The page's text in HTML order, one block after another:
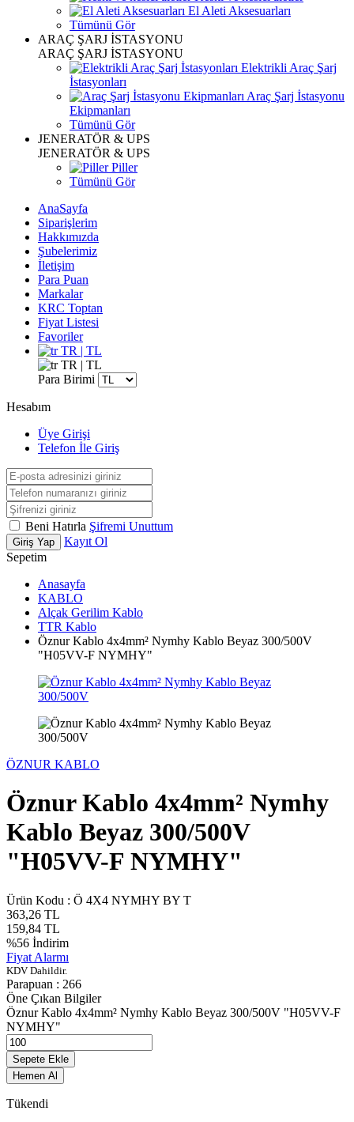
El Aleti Aksesuarları
Tümünü Gör
ARAÇ ŞARJ İSTASYONU
ARAÇ ŞARJ İSTASYONU
Elektrikli Araç Şarj
İstasyonları
Araç Şarj İstasyonu
Ekipmanları
Tümünü Gör
JENERATÖR & UPS
JENERATÖR & UPS
Piller
Tümünü Gör
AnaSayfa
Siparişlerim
Hakkımızda
Şubelerimiz
İletişim
Para Puan
Markalar
KRC Toptan
Fiyat Listesi
Favoriler
TR | TL
TR | TL
Para Birimi
Hesabım
Üye Girişi
Telefon İle Giriş
Beni Hatırla Şifremi Unuttum
Giriş Yap
Kayıt Ol
Sepetim
Anasayfa
KABLO
Alçak Gerilim Kablo
TTR Kablo
Öznur Kablo 4x4mm² Nymhy Kablo Beyaz 300/500V
"H05VV-F NYMHY"
ÖZNUR KABLO
Öznur Kablo 4x4mm² Nymhy
Kablo Beyaz 300/500V
"H05VV-F NYMHY"
Ürün Kodu : Ö 4X4 NYMHY BY T
363,26 TL
159,84 TL
%56 İndirim
Fiyat Alarmı
KDV Dahildir.
Parapuan : 266
Öne Çıkan Bilgiler
Öznur Kablo 4x4mm² Nymhy Kablo Beyaz 300/500V "H05VV-F
NYMHY"
Sepete Ekle
Hemen Al
Tükendi